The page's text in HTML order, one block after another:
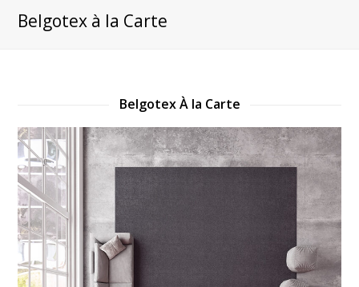
Belgotex à la Carte
Belgotex À la Carte